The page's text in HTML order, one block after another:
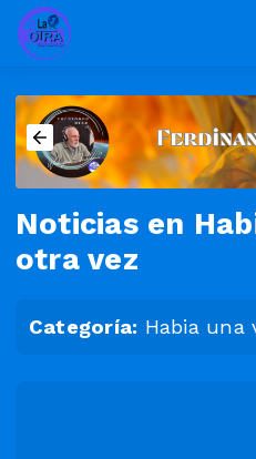
Noticias en
otra vez
Categoría: Habia una